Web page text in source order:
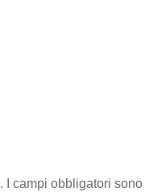
I campi obbligatori